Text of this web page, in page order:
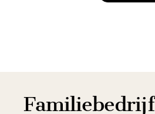
Familiebedrijf